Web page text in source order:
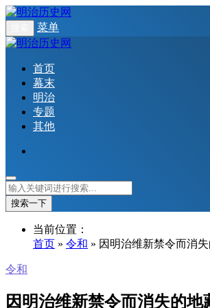
菜单
首页
幕末
明治
专题
其他
搜索一下
当前位置：
首页 » 令和 » 因明治维新禁令而消
令和
因明治维新禁令而消失的